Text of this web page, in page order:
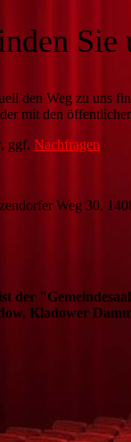
Sie
den Weg zu uns
mit den
ggf. Nachfragen.
Weg 30,
der
Kladower